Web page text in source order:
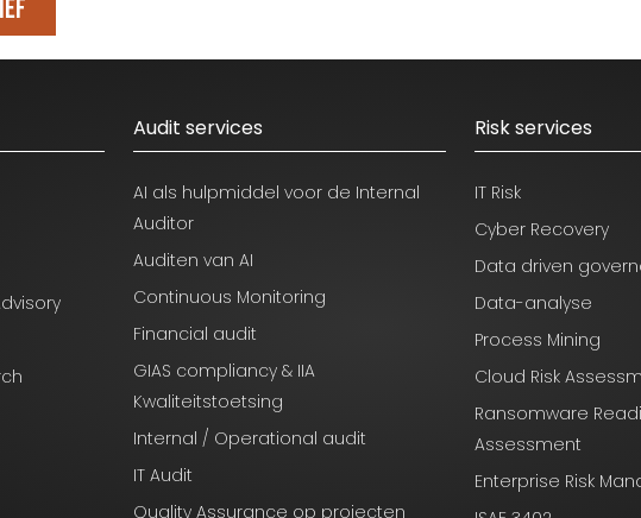
Audit services
AI als hulpmiddel voor de Internal
Auditor
Auditen van AI
Continuous Monitoring
Financial audit
GIAS compliancy & IIA
Kwaliteitstoetsing
Internal / Operational audit
IT Audit
Quality Assurance op projecten
Risk services
IT Risk
Cyber Recovery
Data driven
Data-analyse
Process Mining
Cloud Risk
Ransomware
Assessment
Enterprise Risk